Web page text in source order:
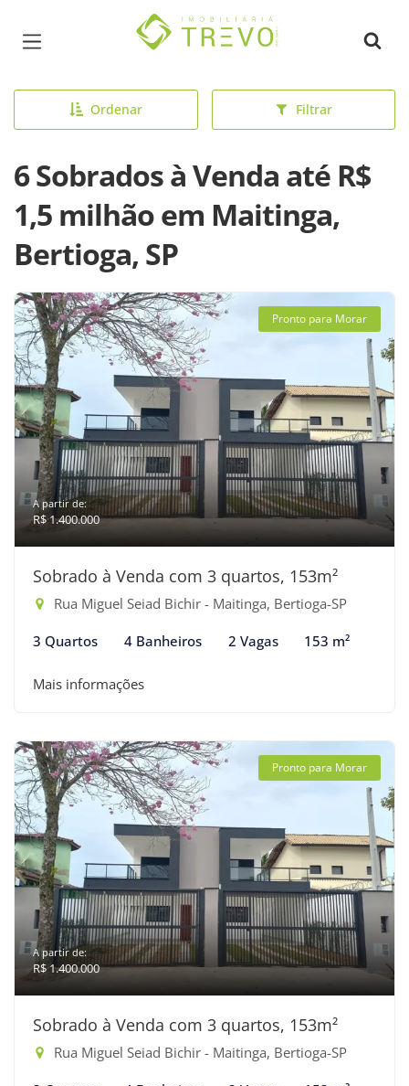
Página inicial
Ordenar Filtrar
6 Sobrados à Venda até R$
1,5 milhão em Maitinga,
Bertioga, SP
Pronto para Morar
A partir de:
R$ 1.400.000
Sobrado à Venda com 3 quartos, 153m²
Rua Miguel Seiad Bichir - Maitinga, Bertioga-SP
3 Quartos 4 Banheiros 2 Vagas 153 m²
Mais informações
Pronto para Morar
A partir de:
R$ 1.400.000
Sobrado à Venda com 3 quartos, 153m²
Rua Miguel Seiad Bichir - Maitinga, Bertioga-SP